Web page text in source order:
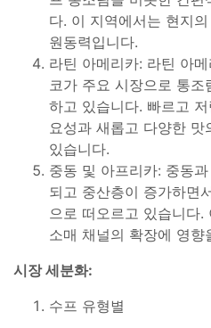
다. 이 지역에서는 현지
원동력입니다.
라틴 아메리카: 라틴 아
코가 주요 시장으로 통
하고 있습니다. 빠르고
요성과 새롭고 다양한
있습니다.
중동 및 아프리카: 중동
되고 중산층이 증가하면
으로 떠오르고 있습니다
소매 채널의 확장에 영향
시장 세분화:
수프 유형별